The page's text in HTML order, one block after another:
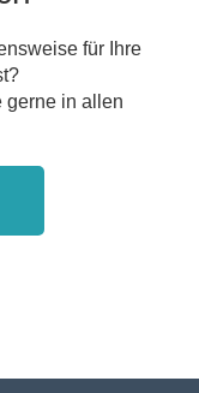
für Ihre
gerne in allen